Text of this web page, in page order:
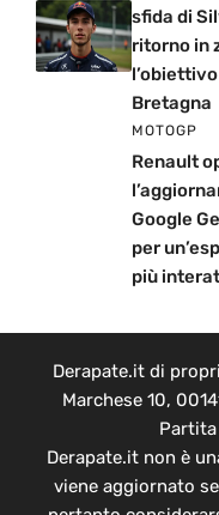
sfida di
ritorno in
Bretagna
MOTOGP
Renault
Google
per
più
Derapate.it di
Marchese 10,
Partita
Derapate.it non è
viene aggiornato